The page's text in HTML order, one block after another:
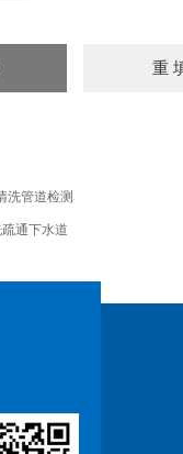
洗管道检测
通下水道